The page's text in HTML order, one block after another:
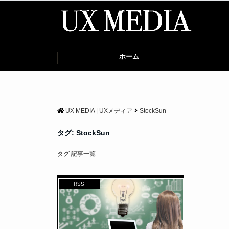
ホーム
UX MEDIA | UXメディア StockSun
タグ: StockSun
タグ 記事一覧
RSS